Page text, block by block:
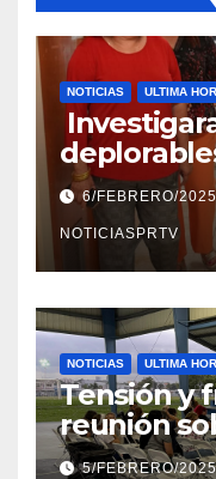
NOTICIAS ULTIMA
el
en6/FEBRERO/2025
NOTICIASPRTV
NOTICIAS ULTIMA
Tensión y
reunión
Reparto
5/FEBRERO/